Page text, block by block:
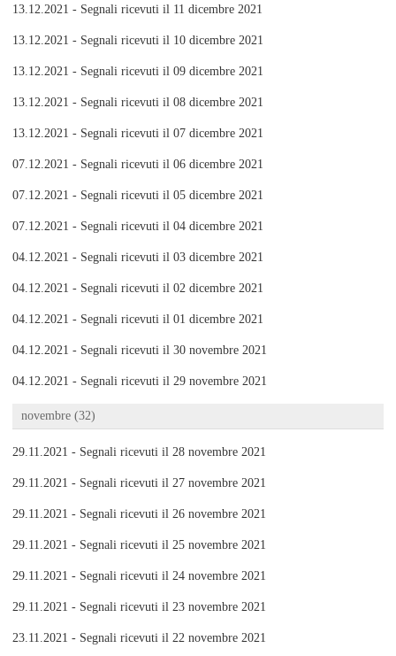
13.12.2021 - Segnali ricevuti il 11 dicembre 2021
13.12.2021 - Segnali ricevuti il 10 dicembre 2021
13.12.2021 - Segnali ricevuti il 09 dicembre 2021
13.12.2021 - Segnali ricevuti il 08 dicembre 2021
13.12.2021 - Segnali ricevuti il 07 dicembre 2021
07.12.2021 - Segnali ricevuti il 06 dicembre 2021
07.12.2021 - Segnali ricevuti il 05 dicembre 2021
07.12.2021 - Segnali ricevuti il 04 dicembre 2021
04.12.2021 - Segnali ricevuti il 03 dicembre 2021
04.12.2021 - Segnali ricevuti il 02 dicembre 2021
04.12.2021 - Segnali ricevuti il 01 dicembre 2021
04.12.2021 - Segnali ricevuti il 30 novembre 2021
04.12.2021 - Segnali ricevuti il 29 novembre 2021
novembre (32)
29.11.2021 - Segnali ricevuti il 28 novembre 2021
29.11.2021 - Segnali ricevuti il 27 novembre 2021
29.11.2021 - Segnali ricevuti il 26 novembre 2021
29.11.2021 - Segnali ricevuti il 25 novembre 2021
29.11.2021 - Segnali ricevuti il 24 novembre 2021
29.11.2021 - Segnali ricevuti il 23 novembre 2021
23.11.2021 - Segnali ricevuti il 22 novembre 2021